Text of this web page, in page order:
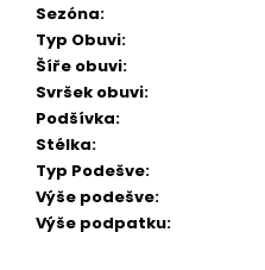
Sezóna:
Typ Obuvi:
Šíře obuvi:
Svršek obuvi:
Podšívka:
Stélka:
Typ Podešve:
Výše podešve:
Výše podpatku: